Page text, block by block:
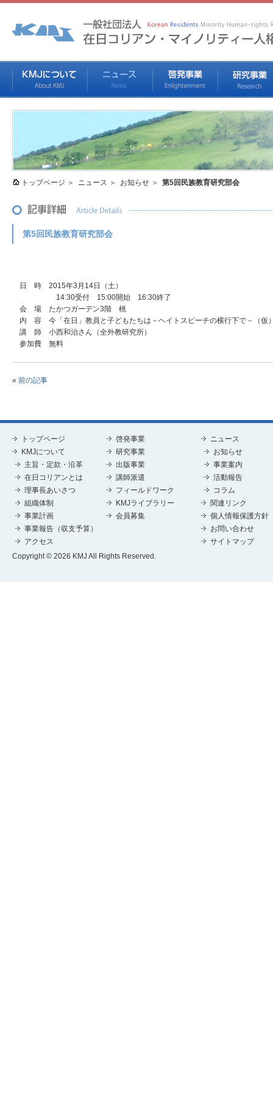
トップページ ニュース お知らせ 第5回民族教育研究部会
第5回民族教育研究部会
日 時 2015年3月14日（土）
14:30受付 15:00開始 16:30終了
会 場 たかつガーデン3階 桃
内 容 今「在日」教員と子どもたちは－ヘイトスピーチの横行下で－（仮
講 師 小西和治さん（全外教研究所）
参加費 無料
« 前の記事
トップページ
KMJについて
主旨・定款・沿革
在日コリアンとは
理事長あいさつ
組織体制
事業計画
事業報告（収支予算）
アクセス
啓発事業
研究事業
出版事業
講師派遣
フィールドワーク
KMJライブラリー
会員募集
ニュース
お知らせ
事業案内
活動報告
コラム
関連リンク
個人情報保護方針
お問い合わせ
サイトマップ
Copyright © 2026 KMJ All Rights Reserved.